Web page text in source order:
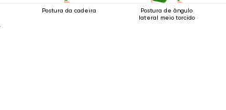
Postura da cadeira
Postura de ângulo
lateral meio torcido